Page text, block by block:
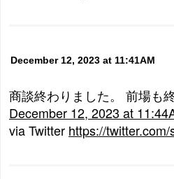
December 12, 2023 at 11:41AM
商談終わりました。 前場も
December 12, 2023 at
via Twitter https://